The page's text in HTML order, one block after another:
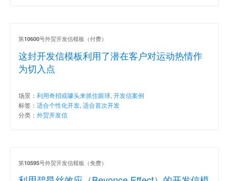
这封开发信模板利用了潜在客户对运动热情作
为切入点
第10600号外贸开发信模板（付费）
场景： 利用奇招或噱头来抓住眼球, 开发信案例
标签： 适合个性化开发, 适合首次开发
分类： 外贸开发信
第10595号外贸开发信模板（免费）